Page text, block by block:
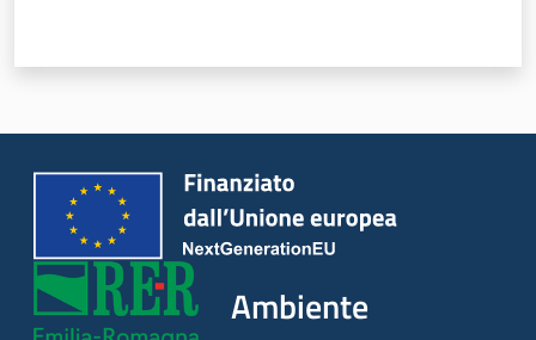
Piani Programmi
Progetti
Ambiente